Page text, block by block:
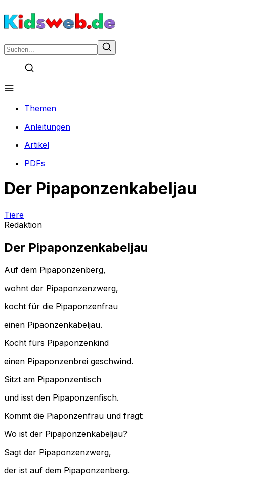
Themen
Anleitungen
Artikel
PDFs
Der Pipaponzenkabeljau
Tiere
Redaktion
Der Pipaponzenkabeljau
Auf dem Pipaponzenberg,
wohnt der Pipaponzenzwerg,
kocht für die Pipaponzenfrau
einen Pipaonzenkabeljau.
Kocht fürs Pipaponzenkind
einen Pipaponzenbrei geschwind.
Sitzt am Pipaponzentisch
und isst den Pipaponzenfisch.
Kommt die Piaponzenfrau und fragt:
Wo ist der Pipaponzenkabeljau?
Sagt der Pipaponzenzwerg,
der ist auf dem Pipaponzenberg.